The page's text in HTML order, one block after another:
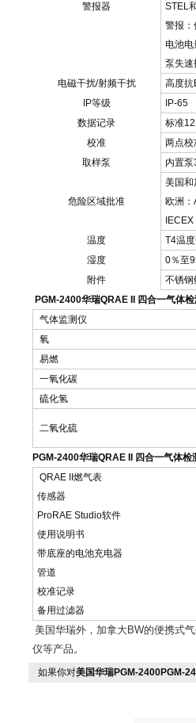
警报器
STEL
警报：
电池电
泵失速
电磁干扰/射频干扰
高度抗
IP等级
IP-65
数据记录
标准
校准
两点校
取样泵
内置
危险区域批准
美国和
欧洲：
温度
T4温
湿度
0％至
附件
不锈钢
PGM-2400华瑞QRAE II 四合一气体
气体监测仪
氧
易燃
一氧化碳
硫化氢
二氧化硫
PGM-2400华瑞QRAE II 四合一气体
QRAE II燃气表
传感器
ProRAE Studio软件
使用说明书
带底座的电池充电器
管道
校准记录
备用过滤器
美国华瑞外，加拿大BW的便携式
仪等产品。
如果你对美国华瑞PGM-2400PGM-